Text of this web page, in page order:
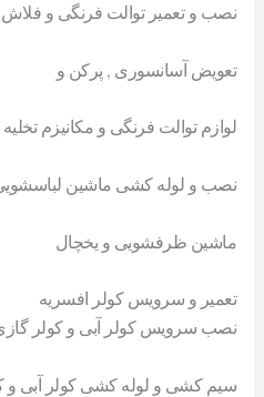
نصب و تعمیر توالت فرنگی و فلاش
تعویض آسانسوری , پرکن و
لوازم توالت فرنگی و مکانیزم
نصب و لوله کشی ماشین
ماشین ظرفشویی و یخچال
تعمیر و سرویس کولر افسریه
نصب سرویس کولر آبی و کولر
سیم کشی و لوله کشی کولر آبی و